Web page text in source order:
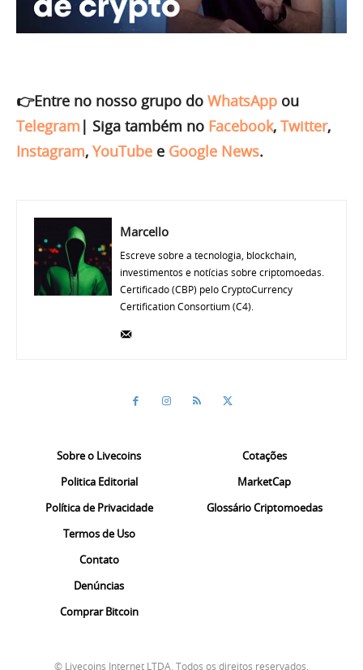
👉Entre no nosso grupo do WhatsApp ou
Telegram | Siga também no Facebook, Twitter,
Instagram, YouTube e Google News.
Marcello
Escreve sobre a tecnologia, blockchain,
investimentos e notícias sobre criptomoedas.
Certificado (CBP) pelo CryptoCurrency
Certification Consortium (C4).
Sobre o Livecoins
Politica Editorial
Política de Privacidade
Termos de Uso
Contato
Denúncias
Comprar Bitcoin
Cotações
MarketCap
Glossário Criptomoedas
© Livecoins Internet LTDA. Todos os direitos reservados.